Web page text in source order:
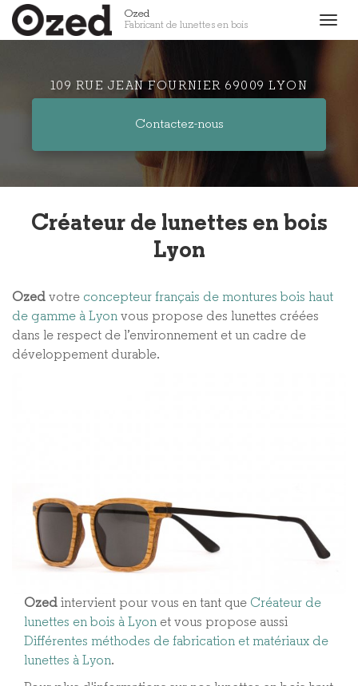
Aller
au
Ozed
Fabricant de lunettes en bois
109 RUE JEAN FOURNIER 69009 LYON
Contactez-nous
Créateur de lunettes en bois
Lyon
Ozed votre concepteur français de montures bois haut
de gamme à Lyon vous propose des lunettes créées
dans le respect de l’environnement et un cadre de
développement durable.
Ozed intervient pour vous en tant que Créateur de
lunettes en bois à Lyon et vous propose aussi
Différentes méthodes de fabrication et matériaux de
lunettes à Lyon​.